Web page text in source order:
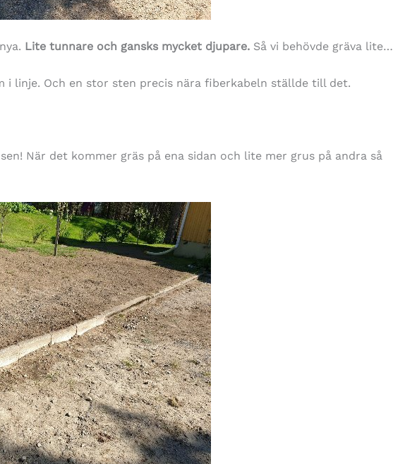
Lite tunnare och gansks mycket djupare. Så vi behövde gräva lite…
i linje. Och en stor sten precis nära fiberkabeln ställde till det.
När det kommer gräs på ena sidan och lite mer grus på andra så